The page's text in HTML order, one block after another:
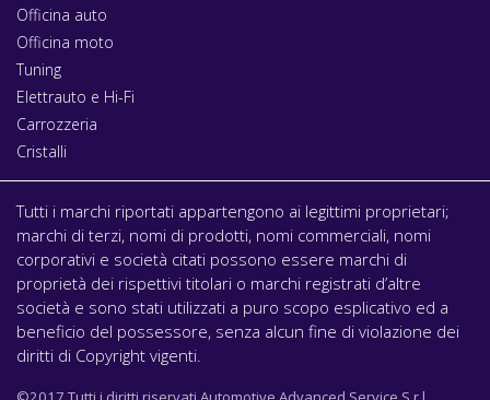
Officina auto
Officina moto
Tuning
Elettrauto e Hi-Fi
Carrozzeria
Cristalli
Tutti i marchi riportati appartengono ai legittimi proprietari;
marchi di terzi, nomi di prodotti, nomi commerciali, nomi
corporativi e società citati possono essere marchi di
proprietà dei rispettivi titolari o marchi registrati d’altre
società e sono stati utilizzati a puro scopo esplicativo ed a
beneficio del possessore, senza alcun fine di violazione dei
diritti di Copyright vigenti.